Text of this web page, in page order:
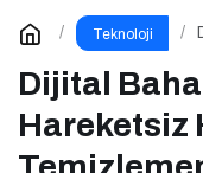
Teknoloji
Dijital
Hareketsiz